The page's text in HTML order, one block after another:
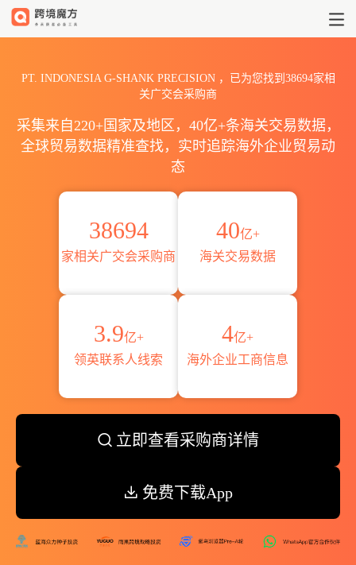
PT. INDONESIA G-SHANK PRECISION ，已为您找到38694家相
关广交会采购商
采集来自220+国家及地区，40亿+条海关交易数据，
全球贸易数据精准查找，实时追踪海外企业贸易动
态
38694
家相关广交会采购商
40亿+
海关交易数据
3.9亿+
领英联系人线索
4亿+
海外企业工商信息
立即查看采购商详情
免费下载App